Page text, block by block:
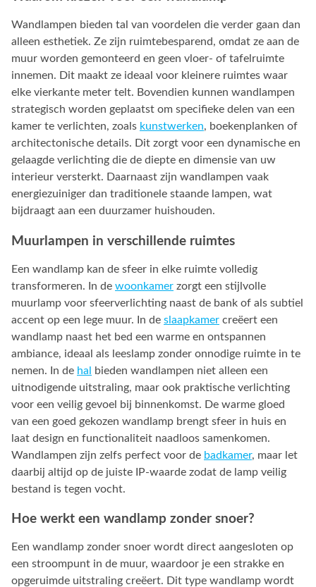
Wandlampen bieden tal van voordelen die verder gaan dan
alleen esthetiek. Ze zijn ruimtebesparend, omdat ze aan de
muur worden gemonteerd en geen vloer- of tafelruimte
innemen. Dit maakt ze ideaal voor kleinere ruimtes waar
elke vierkante meter telt. Bovendien kunnen wandlampen
strategisch worden geplaatst om specifieke delen van een
kamer te verlichten, zoals kunstwerken, boekenplanken of
architectonische details. Dit zorgt voor een dynamische en
gelaagde verlichting die de diepte en dimensie van uw
interieur versterkt. Daarnaast zijn wandlampen vaak
energiezuiniger dan traditionele staande lampen, wat
bijdraagt aan een duurzamer huishouden.
Muurlampen in verschillende ruimtes
Een wandlamp kan de sfeer in elke ruimte volledig
transformeren. In de woonkamer zorgt een stijlvolle
muurlamp voor sfeerverlichting naast de bank of als subtiel
accent op een lege muur. In de slaapkamer creëert een
wandlamp naast het bed een warme en ontspannen
ambiance, ideaal als leeslamp zonder onnodige ruimte in te
nemen. In de hal bieden wandlampen niet alleen een
uitnodigende uitstraling, maar ook praktische verlichting
voor een veilig gevoel bij binnenkomst. De warme gloed
van een goed gekozen wandlamp brengt sfeer in huis en
laat design en functionaliteit naadloos samenkomen.
Wandlampen zijn zelfs perfect voor de badkamer, maar let
daarbij altijd op de juiste IP-waarde zodat de lamp veilig
bestand is tegen vocht.
Hoe werkt een wandlamp zonder snoer?
Een wandlamp zonder snoer wordt direct aangesloten op
een stroompunt in de muur, waardoor je een strakke en
opgeruimde uitstraling creëert. Dit type wandlamp wordt